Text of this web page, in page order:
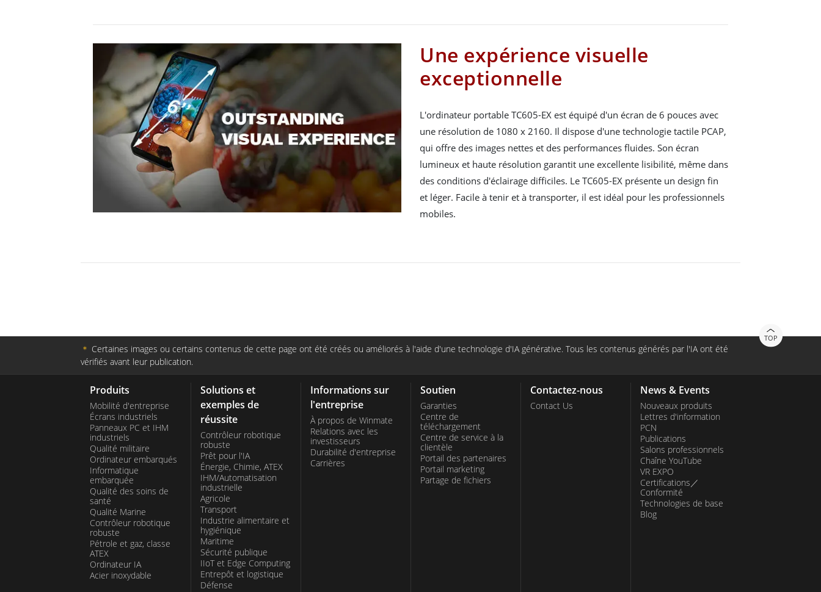
Une expérience visuelle
exceptionnelle
L'ordinateur portable TC605-EX est équipé d'un écran de 6 pouces avec
une résolution de 1080 x 2160. Il dispose d'une technologie tactile PCAP,
qui offre des images nettes et des performances fluides. Son écran
lumineux et haute résolution garantit une excellente lisibilité, même dans
des conditions d'éclairage difficiles. Le TC605-EX présente un design fin
et léger. Facile à tenir et à transporter, il est idéal pour les professionnels
mobiles.
TOP
＊ Certaines images ou certains contenus de cette page ont été créés ou améliorés à l'aide d'une technologie d'IA générative. Tous les contenus générés par l'IA ont été
vérifiés avant leur publication.
Produits
Mobilité d'entreprise
Écrans industriels
Panneaux PC et IHM
industriels
Qualité militaire
Ordinateur embarqués
Informatique
embarquée
Qualité des soins de
santé
Qualité Marine
Contrôleur robotique
robuste
Pétrole et gaz, classe
ATEX
Ordinateur IA
Acier inoxydable
Solutions et
exemples de
réussite
Contrôleur robotique
robuste
Prêt pour l'IA
Énergie, Chimie, ATEX
IHM/Automatisation
industrielle
Agricole
Transport
Industrie alimentaire et
hygiénique
Maritime
Sécurité publique
IIoT et Edge Computing
Entrepôt et logistique
Défense
Informations sur
l'entreprise
À propos de Winmate
Relations avec les
investisseurs
Durabilité d'entreprise
Carrières
Soutien
Garanties
Centre de
téléchargement
Centre de service à la
clientèle
Portail des partenaires
Portail marketing
Partage de fichiers
Contactez-nous
Contact Us
News & Events
Nouveaux produits
Lettres d'information
PCN
Publications
Salons professionnels
Chaîne YouTube
VR EXPO
Certifications／
Conformité
Technologies de base
Blog